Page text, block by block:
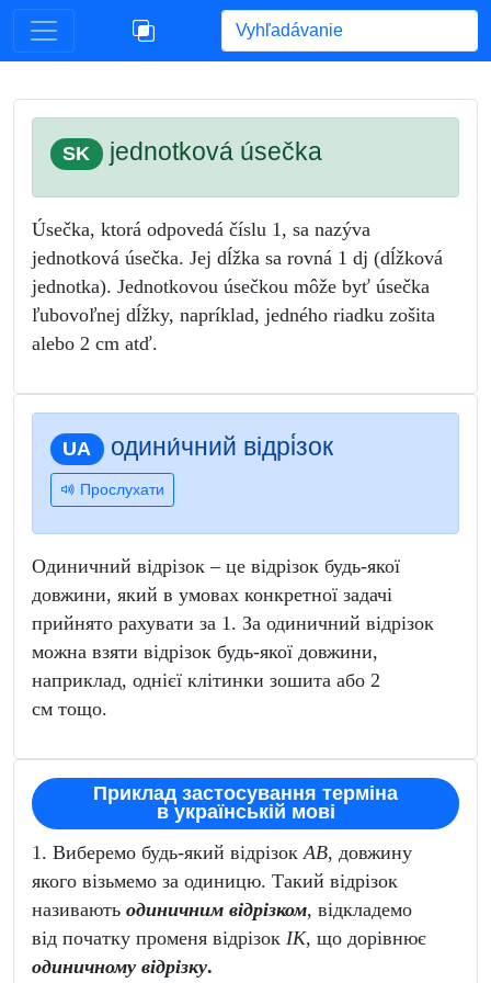
Begin typing for results.
SK jednotková úsečka
Úsečka, ktorá odpovedá číslu 1, sa nazýva
jednotková úsečka. Jej dĺžka sa rovná 1 dj (dĺžková
jednotka). Jednotkovou úsečkou môže byť úsečka
ľubovoľnej dĺžky, napríklad, jedného riadku zošita
alebo 2 cm atď.
UA одини́чний відрі́зок
Прослухати
Одиничний відрізок – це відрізок будь-якої
довжини, який в умовах конкретної задачі
прийнято рахувати за 1. За одиничний відрізок
можна взяти відрізок будь-якої довжини,
наприклад, однієї клітинки зошита або 2
см тощо.
Приклад застосування терміна
в українській мові
1. Виберемо будь-який відрізок AB, довжину
якого візьмемо за одиницю. Такий відрізок
називають одиничним відрізком, відкладемо
від початку променя відрізок ІK, що дорівнює
одиничному відрізку.